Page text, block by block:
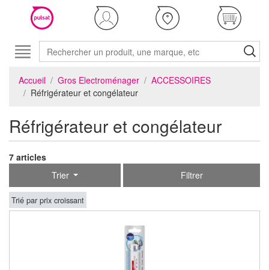
Accueil Gros Electroménager
ACCESSOIRES
Réfrigérateur et congélateur
Réfrigérateur et congélateur
7 articles
Trier
Filtrer
Trié par prix croissant